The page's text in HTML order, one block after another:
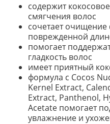
содержит
смягчения волос
сочетает очищение
поврежденной
помогает
гладкость волос
имеет приятный
формула с Cocos
Kernel Extract,
Extract, Panthenol,
Acetate помогает
увлажнение и